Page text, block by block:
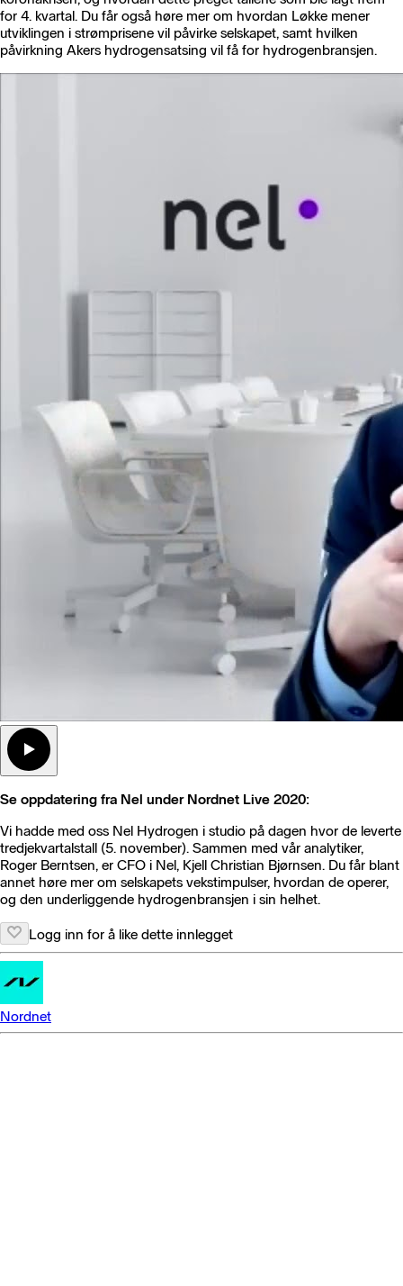
for 4. kvartal. Du får også høre mer om hvordan Løkke mener
utviklingen i strømprisene vil påvirke selskapet, samt hvilken
påvirkning Akers hydrogensatsing vil få for hydrogenbransjen.
Se oppdatering fra Nel under Nordnet Live 2020:
Vi hadde med oss Nel Hydrogen i studio på dagen hvor de leverte
tredjekvartalstall (5. november). Sammen med vår analytiker,
Roger Berntsen, er CFO i Nel, Kjell Christian Bjørnsen. Du får blant
annet høre mer om selskapets vekstimpulser, hvordan de operer,
og den underliggende hydrogenbransjen i sin helhet.
Logg inn for å like dette innlegget
Nordnet